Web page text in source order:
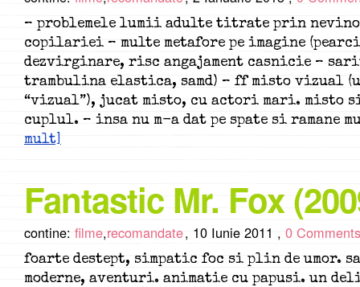
– problemele lumii adulte titrate prin
copilariei – multe metafore pe imagine
dezvirginare, risc angajament casnicie –
trambulina elastica, samd) – ff misto vizual
“vizual”), jucat misto, cu actori mari. misto
cuplul. – insa nu m-a dat pe spate si ramane
mult]
Fantastic Mr. Fox
contine: filme,recomandate, 10 Iunie 2011 , 0 Comments
foarte destept, simpatic foc si plin de umor.
moderne, aventuri. animatie cu papusi. un